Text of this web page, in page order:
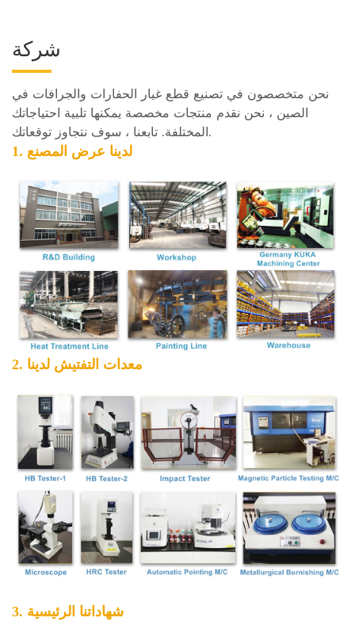
شركة
نحن متخصصون في تصنيع قطع غيار الحفارات والجرافات في
الصين ، نحن نقدم منتجات مخصصة يمكنها تلبية احتياجاتك
المختلفة. تابعنا ، سوف نتجاوز توقعاتك.
1. لدينا عرض المصنع
2. معدات التفتيش لدينا
3. شهاداتنا الرئيسية